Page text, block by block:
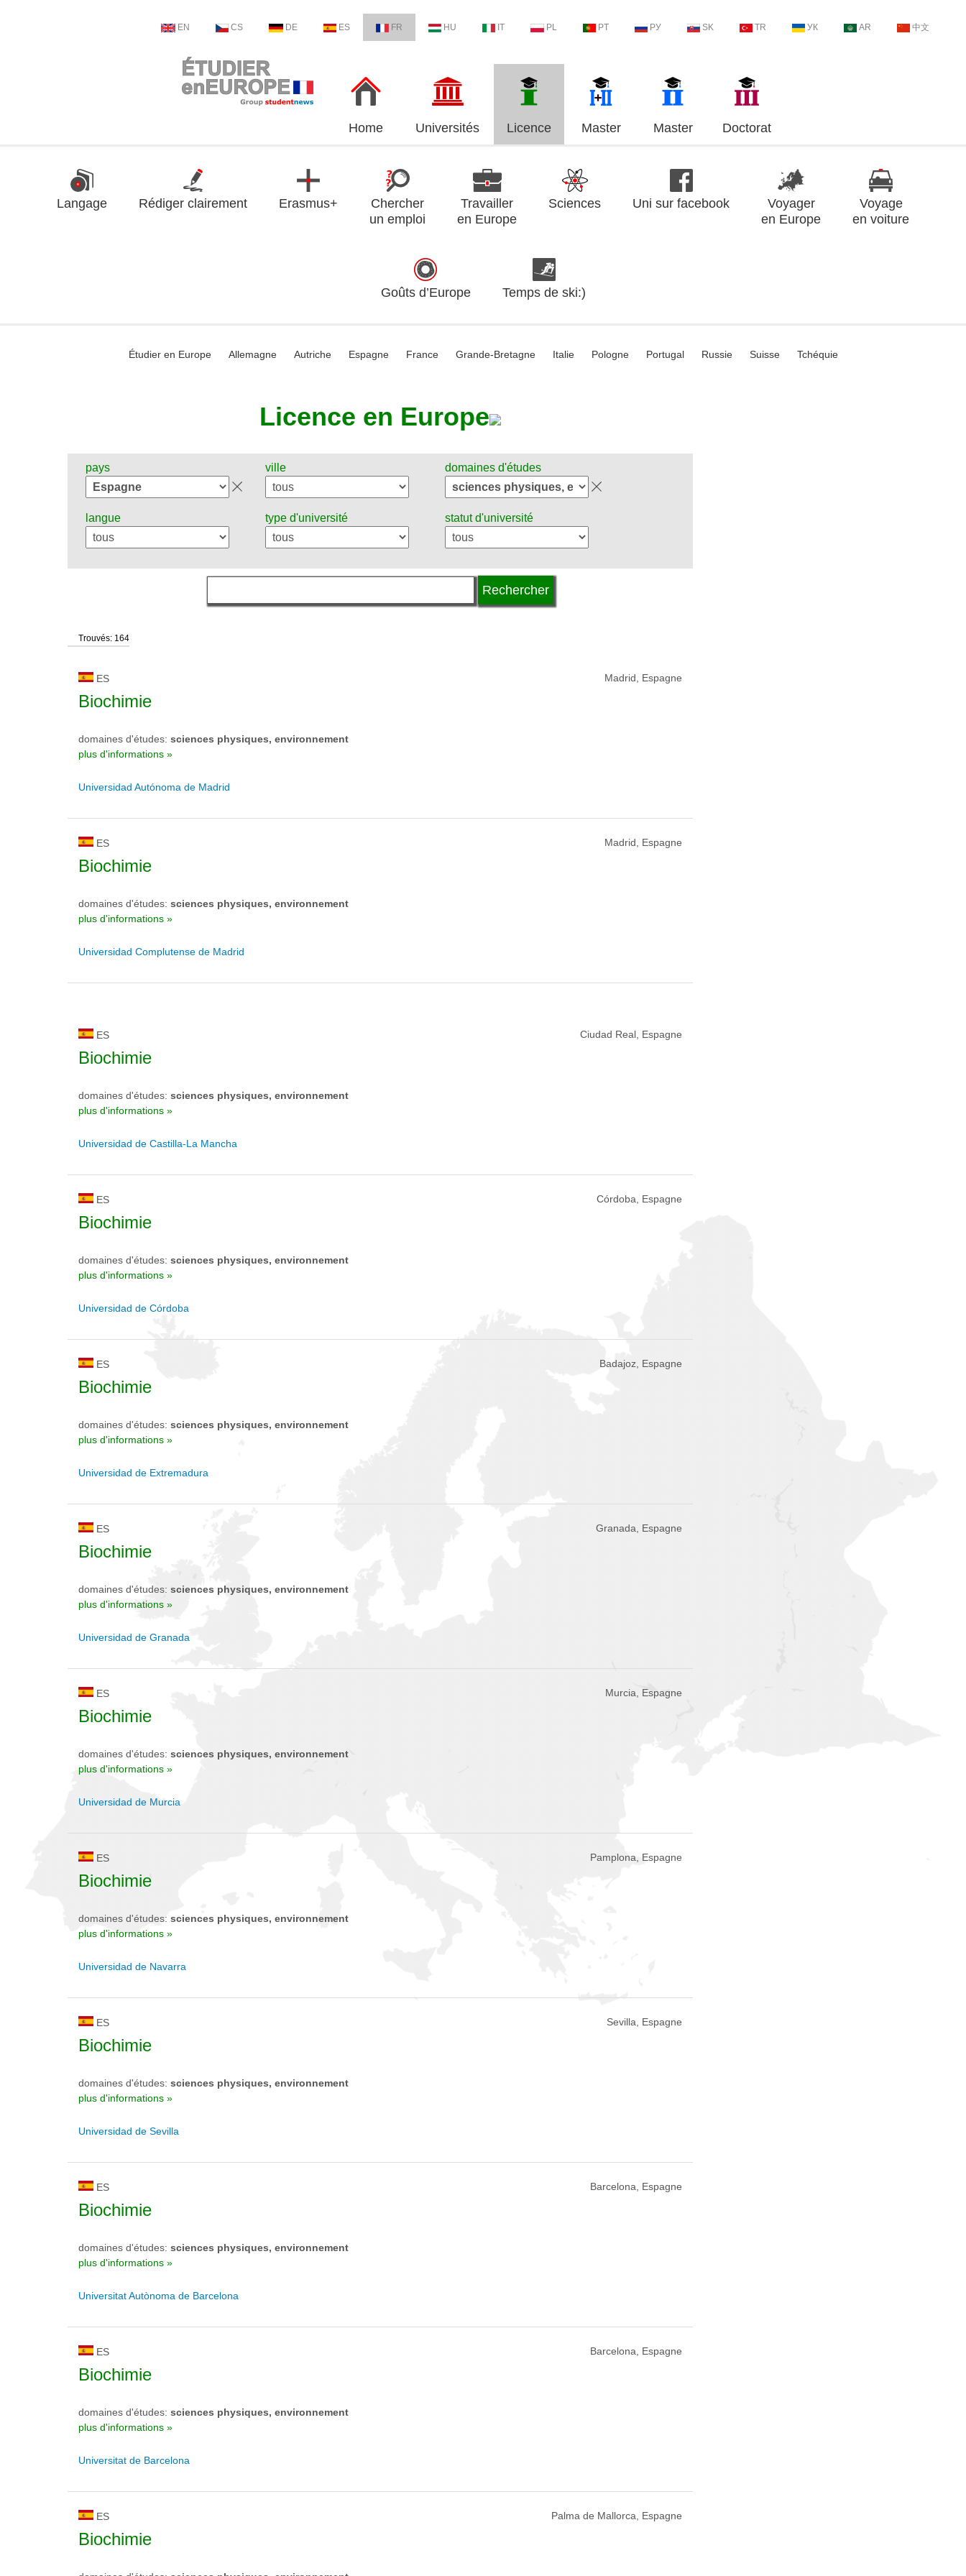
EN CS DE ES FR HU IT PL PT РУ SK TR УК AR 中文
Home Universités Licence Master Master Doctorat
Langage Rédiger clairement Erasmus+
Chercher
un emploi
Travailler
en Europe
Sciences Uni sur facebook
Voyager
en Europe
Voyage
en voiture
Goûts d’Europe Temps de ski:)
Étudier en Europe Allemagne Autriche Espagne France Grande-Bretagne Italie Pologne Portugal Russie Suisse Tchéquie
Licence en Europe
pays ville domaines d'études
langue type d'université statut d'université
Trouvés: 164
ES Madrid, Espagne
Biochimie
domaines d'études: sciences physiques, environnement
plus d'informations »
Universidad Autónoma de Madrid
ES Madrid, Espagne
Biochimie
domaines d'études: sciences physiques, environnement
plus d'informations »
Universidad Complutense de Madrid
ES Ciudad Real, Espagne
Biochimie
domaines d'études: sciences physiques, environnement
plus d'informations »
Universidad de Castilla-La Mancha
ES Córdoba, Espagne
Biochimie
domaines d'études: sciences physiques, environnement
plus d'informations »
Universidad de Córdoba
ES Badajoz, Espagne
Biochimie
domaines d'études: sciences physiques, environnement
plus d'informations »
Universidad de Extremadura
ES Granada, Espagne
Biochimie
domaines d'études: sciences physiques, environnement
plus d'informations »
Universidad de Granada
ES Murcia, Espagne
Biochimie
domaines d'études: sciences physiques, environnement
plus d'informations »
Universidad de Murcia
ES Pamplona, Espagne
Biochimie
domaines d'études: sciences physiques, environnement
plus d'informations »
Universidad de Navarra
ES Sevilla, Espagne
Biochimie
domaines d'études: sciences physiques, environnement
plus d'informations »
Universidad de Sevilla
ES Barcelona, Espagne
Biochimie
domaines d'études: sciences physiques, environnement
plus d'informations »
Universitat Autònoma de Barcelona
ES Barcelona, Espagne
Biochimie
domaines d'études: sciences physiques, environnement
plus d'informations »
Universitat de Barcelona
ES Palma de Mallorca, Espagne
Biochimie